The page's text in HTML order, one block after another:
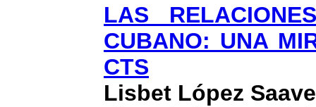
LAS
CUBANO: UNA
CTS
Lisbet López